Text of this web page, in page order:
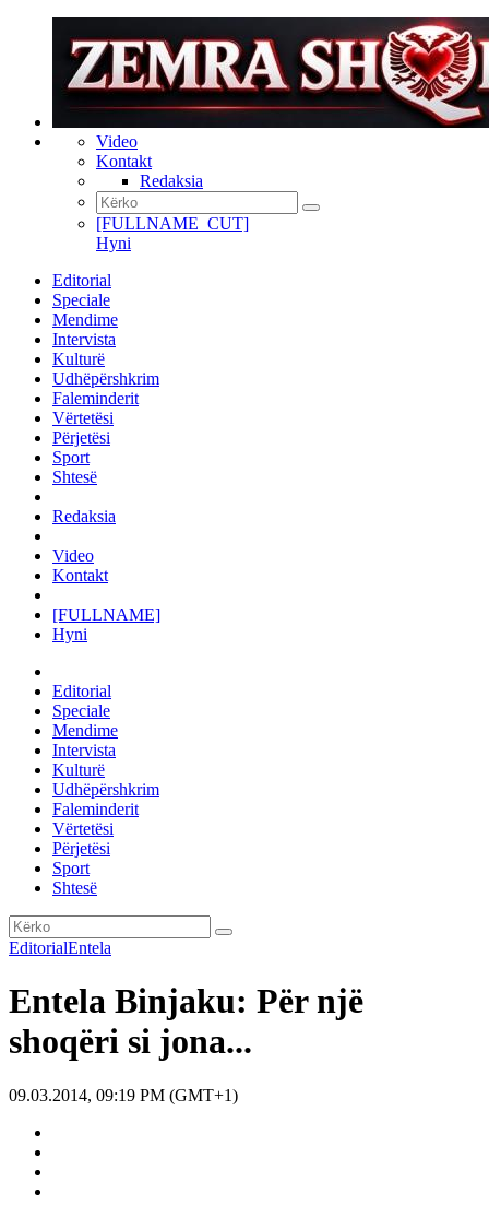
Video
Kontakt
Redaksia
[FULLNAME_CUT]
Hyni
Editorial
Speciale
Mendime
Intervista
Kulturë
Udhëpërshkrim
Faleminderit
Vërtetësi
Përjetësi
Sport
Shtesë
Redaksia
Video
Kontakt
[FULLNAME]
Hyni
Editorial
Speciale
Mendime
Intervista
Kulturë
Udhëpërshkrim
Faleminderit
Vërtetësi
Përjetësi
Sport
Shtesë
EditorialEntela
Entela Binjaku: Për një
shoqëri si jona...
09.03.2014, 09:19 PM (GMT+1)